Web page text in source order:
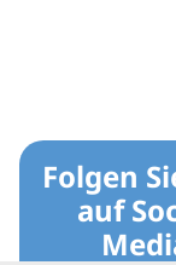
Folgen
auf